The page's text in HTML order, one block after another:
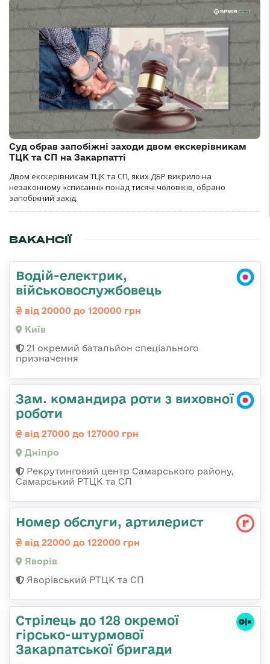
Суд обрав запобіжні заходи двом екскерівникам
ТЦК та СП на Закарпатті
Двом екскерівникам ТЦК та СП, яких ДБР викрило на
незаконному «списанні» понад тисячі чоловіків, обрано
запобіжний захід.
ВАКАНСІЇ
Водій-електрик,
військовослужбовець
від 20000 до 120000 грн
Київ
21 окремий батальйон спеціального
призначення
Зам. командира роти з виховної
роботи
від 27000 до 127000 грн
Дніпро
Рекрутинговий центр Самарського району,
Самарський РТЦК та СП
Номер обслуги, артилерист
від 22000 до 122000 грн
Яворів
Яворівський РТЦК та СП
Стрілець до 128 окремої
гірсько-штурмової
Закарпатської бригади